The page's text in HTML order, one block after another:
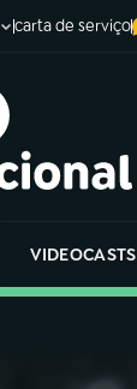
carta de serviço
VIDEOCASTS